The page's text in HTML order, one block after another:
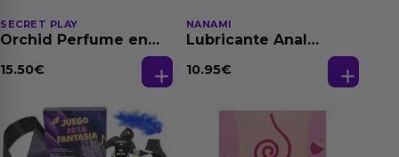
SECRET PLAY
Orchid Perfume en
Feromonas 20 ml
15.50€
NANAMI
Lubricante Anal
Dilatación Base Agua
10.95€